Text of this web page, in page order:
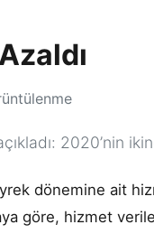
2020’nin
dönemine ait
göre, hizmet